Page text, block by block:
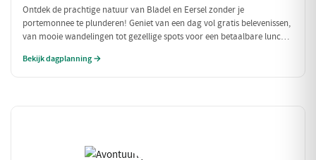
Ontdek de prachtige natuur van Bladel en Eersel zonder je
portemonnee te plunderen! Geniet van een dag vol gratis belevenissen,
van mooie wandelingen tot gezellige spots voor een betaalbare lunch.
zonder dat je veel hoeft uit te geven.
Bekijk dagplanning →